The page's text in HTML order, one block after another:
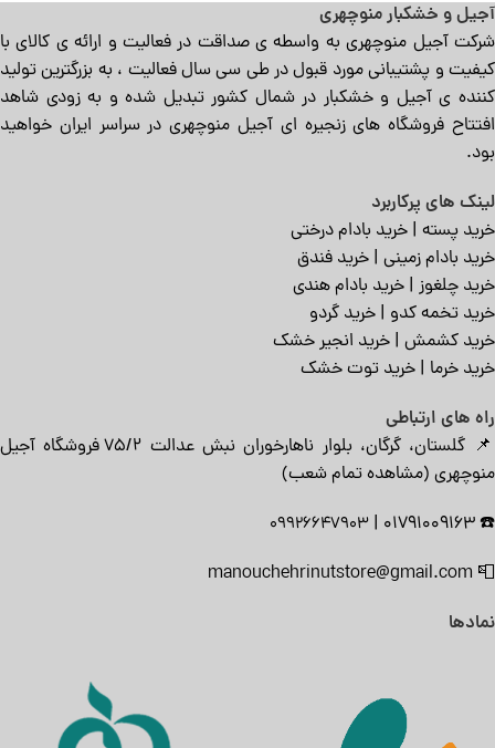
آجیل و خشکبار منوچهری
شرکت آجیل منوچهری به واسطه ی صداقت در فعالیت و ارائه ی کالای با
کیفیت و پشتیبانی مورد قبول در طی سی سال فعالیت ، به بزرگترین تولید
کننده ی آجیل و خشکبار در شمال کشور تبدیل شده و به زودی شاهد
افتتاح فروشگاه های زنجیره ای آجیل منوچهری در سراسر ایران خواهید
بود.
لینک های پرکاربرد
خرید پسته | خرید بادام درختی
خرید بادام زمینی | خرید فندق
خرید چلغوز | خرید بادام هندی
خرید تخمه کدو | خرید گردو
خرید کشمش | خرید انجیر خشک
خرید خرما | خرید توت خشک
راه های ارتباطی
📌 گلستان، گرگان، بلوار ناهارخوران نبش عدالت ۷۵/۲ فروشگاه آجیل
منوچهری (مشاهده تمام شعب)
☎️
01791009163
|
09926647903
📮
manouchehrinutstore@gmail.com
نمادها